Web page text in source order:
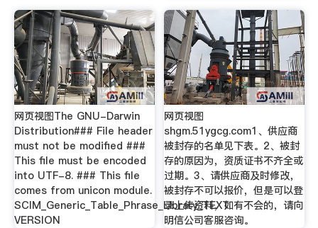
网页视图The GNU-Darwin
Distribution### File header
must not be modified ###
This file must be encoded
into UTF-8. ### This file
comes from unicon module.
SCIM_Generic_Table_Phrase_Library_TEXT
VERSION
网页视图
shgm.51ygcg.com1、供应商
被封存的名单见下表。2、被封
存的原因为，资质证书不齐全或
过期。3、请供应商及时修改，
被封存不可以报价，但是可以登
录上传资料，如有不会的，请向
明信公司客服咨询。